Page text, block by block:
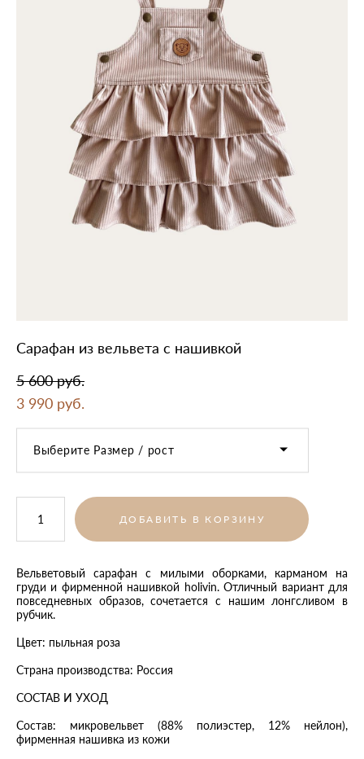
Сарафан из вельвета с нашивкой
5 600 pуб.
3 990 pуб.
Выберите Размер / рост
ДОБАВИТЬ В КОРЗИНУ
Вельветовый сарафан с милыми оборками, карманом на
груди и фирменной нашивкой holivin. Отличный вариант для
повседневных образов, сочетается с нашим лонгсливом в
рубчик.
Цвет: пыльная роза
Страна производства: Россия
СОСТАВ И УХОД
Состав: микровельвет (88% полиэстер, 12% нейлон),
фирменная нашивка из кожи